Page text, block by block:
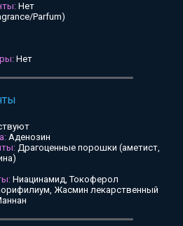
Нет
Parfum)
Нет
Аденозин
Драгоценные порошки (аметист,
Ниацинамид, Токоферол
Жасмин лекарственный